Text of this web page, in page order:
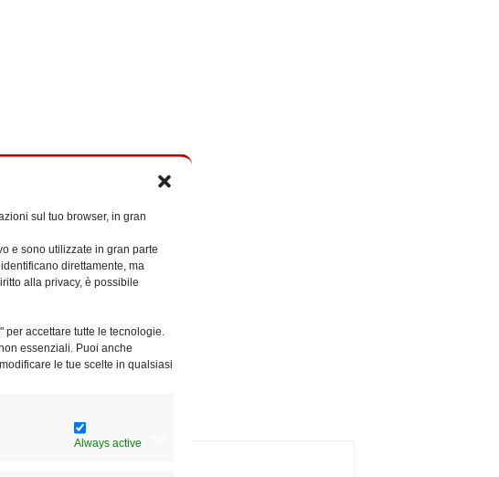
sul tuo browser, in gran
e sono utilizzate in gran parte
direttamente, ma
alla privacy, è possibile
accettare tutte le tecnologie.
essenziali. Puoi anche
le tue scelte in qualsiasi
Always active